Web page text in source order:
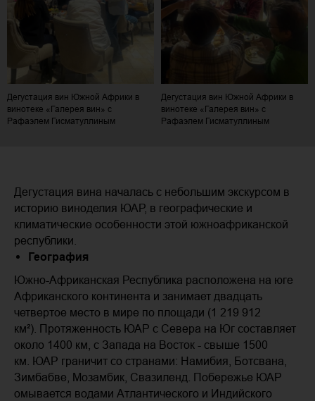
Дегустация вин Южной Африки в
винотеке «Галерея вин» с
Рафаэлем Гисматуллиным
Дегустация вин Южной Африки в
винотеке «Галерея вин» с
Рафаэлем Гисматуллиным
Дегустация вина началась с небольшим экскурсом в
историю виноделия ЮАР, в географические и
климатические особенности этой южноафриканской
республики.
География
Южно-Африканская Республика расположена на юге
Африканского континента и занимает двадцать
четвертое место в мире по площади (1 219 912
км²). Протяженность ЮАР с Севера на Юг составляет
около 1400 км, с Запада на Восток - свыше 1500
км. ЮАР граничит со странами: Намибия, Ботсвана,
Зимбабве, Мозамбик, Свазиленд. Побережье ЮАР
омывается водами Атлантического и Индийского